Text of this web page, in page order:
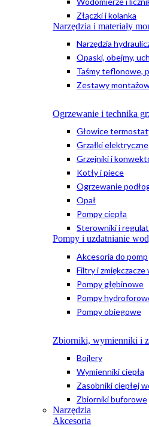
Złączki i kolanka
Narzędzia i materiały
Narzędzia
Opaski, obejmy,
Taśmy teflonowe,
Zestawy
Ogrzewanie i technika
Głowice
Grzałki elektryczne
Grzejniki i
Kotły i piece
Ogrzewanie
Opał
Pompy ciepła
Sterowniki i
Pompy i uzdatnianie
Akcesoria do pomp
Filtry i zmiękczacze
Pompy głębinowe
Pompy
Pompy obiegowe
Zbiorniki, wymienniki i
Bojlery
Wymienniki ciepła
Zasobniki ciepłej
Zbiorniki buforowe
Narzędzia
Akcesoria